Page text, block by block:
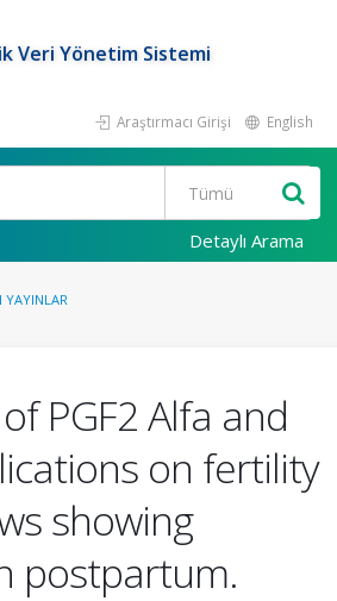
Veri Yönetim Sistemi
Araştırmacı Girişi English
Detaylı Arama
YAYINLAR
PGF2 Alfa and
on fertility
showing
postpartum.